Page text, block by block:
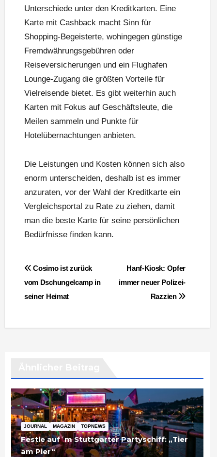
Unterschiede unter den Kreditkarten. Eine
Karte mit Cashback macht Sinn für
Shopping-Begeisterte, wohingegen günstige
Fremdwährungsgebühren oder
Reiseversicherungen und ein Flughafen
Lounge-Zugang die größten Vorteile für
Vielreisende bietet. Es gibt weiterhin auch
Karten mit Fokus auf Geschäftsleute, die
Meilen sammeln und Punkte für
Hotelübernachtungen anbieten.
Die Leistungen und Kosten können sich also
enorm unterscheiden, deshalb ist es immer
anzuraten, vor der Wahl der Kreditkarte ein
Vergleichsportal zu Rate zu ziehen, damit
man die beste Karte für seine persönlichen
Bedürfnisse finden kann.
BeitragsnavigationHanf-Kiosk: Opfer
immer neuer Polizei-
Razzien
Cosimo ist zurück
vom Dschungelcamp in
seiner Heimat
JOURNAL MAGAZIN TOPNEWS
Festle auf´m Stuttgarter Partyschiff: „Tier
am Pier“